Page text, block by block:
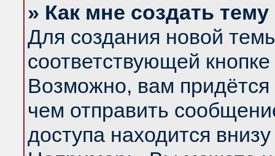
» Как мне создать
Для создания новой
соответствующей
Возможно, вам придётся
чем отправить
доступа находится